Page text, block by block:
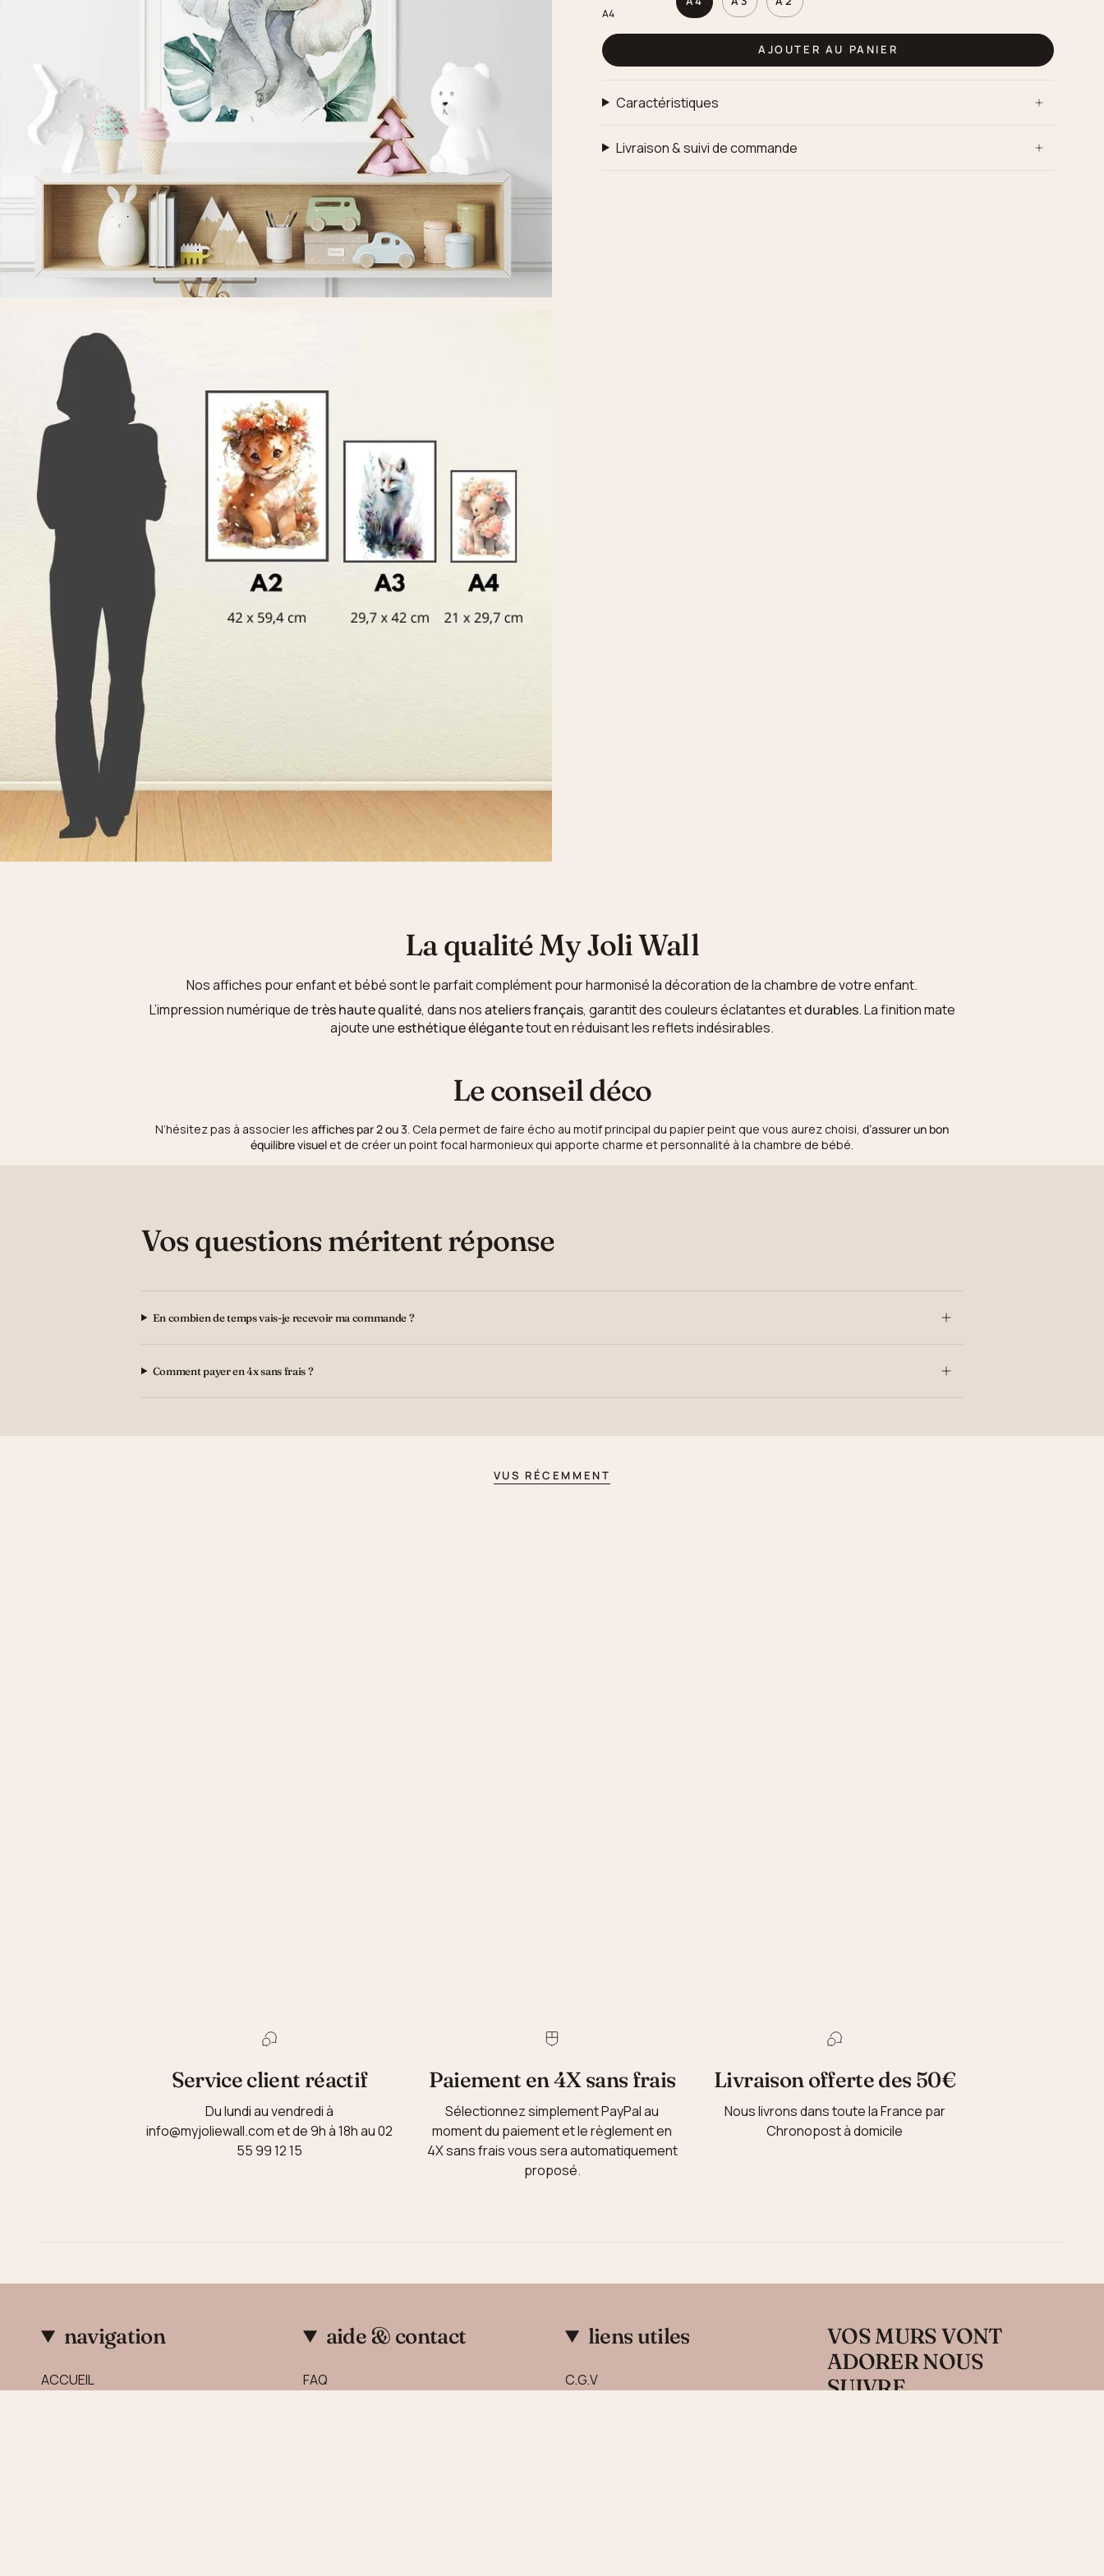
A4
AJOUTER AU PANIER
Caractéristiques
Livraison & suivi de commande
La qualité My Joli Wall
Nos affiches pour enfant et bébé sont le parfait complément pour harmonisé la décoration de la chambre de votre enfant.
L’impression numérique detrès haute qualité, dans nosateliers français, garantit des couleurs éclatantes etdurables. La finition mate
ajoute uneesthétique élégantetout en réduisant les reflets indésirables.
Le conseil déco
N’hésitez pas à associer les affiches par 2 ou 3. Cela permet de faire écho au motif principal du papier peint que vous aurez choisi, d’assurer un bon
équilibre visuel et de créer un point focal harmonieux qui apporte charme et personnalité à la chambre de bébé.
Vos questions méritent réponse
En combien de temps vais-je recevoir ma commande ?
Comment payer en 4x sans frais ?
VUS RÉCEMMENT
Service client réactif
Du lundi au vendredi à
info@myjoliewall.com et de 9h à 18h au 02
55 99 12 15
Paiement en 4X sans frais
Sélectionnez simplement PayPal au
moment du paiement et le règlement en
4X sans frais vous sera automatiquement
proposé.
Livraison offerte des 50€
Nous livrons dans toute la France par
Chronopost à domicile
navigation
ACCUEIL
aide & contact
FAQ
liens utiles
C.G.V
VOS MURS VONT
ADORER NOUS
SUIVRE....